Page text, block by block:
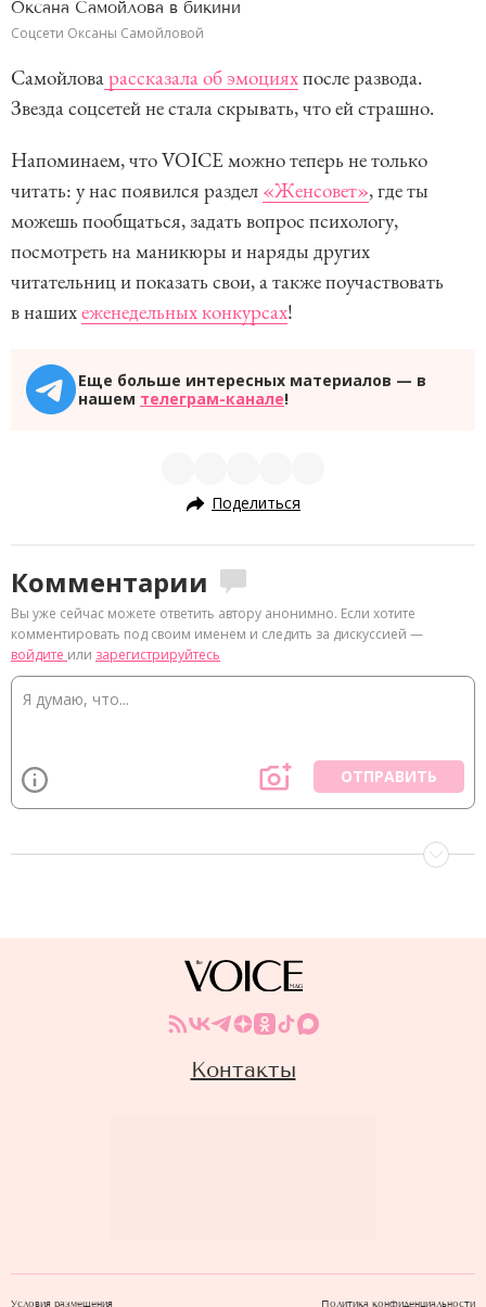
Оксана Самойлова в бикини
Соцсети Оксаны Самойловой
Самойловарассказала об эмоцияхпосле развода.
Звезда соцсетей не стала скрывать, что ей страшно.
Напоминаем, что VOICE можно теперь не только
читать: у нас появился раздел «Женсовет», где ты
можешь пообщаться, задать вопрос психологу,
посмотреть на маникюры и наряды других
читательниц и показать свои, а также поучаствовать
в нашихеженедельных конкурсах!
Еще больше интересных материалов — в
нашем телеграм-канале!
Поделиться
Комментарии
Вы уже сейчас можете ответить автору анонимно. Если хотите
комментировать под своим именем и следить за дискуссией —
войдите или зарегистрируйтесь
ОТПРАВИТЬ
Контакты
Условия размещения Политика конфиденциальности